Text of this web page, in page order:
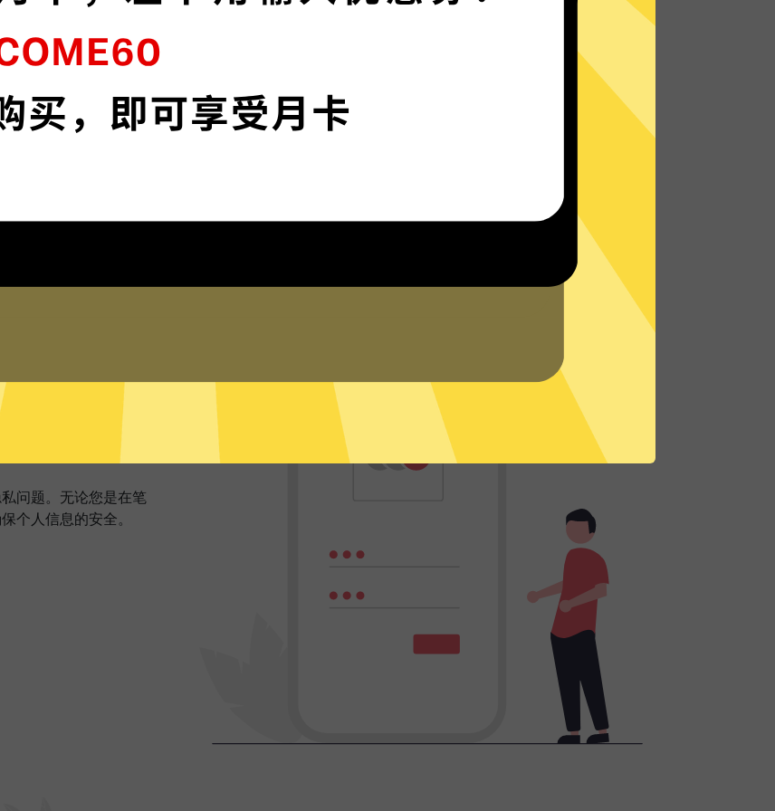
苹果加速器VPN采用顶级加密，确保您的在
线资料安全无虞。
下载苹果加速器VPNApp
无论您身在何处，都能畅快地上网 - 无论是在
外出旅行还是在家中舒适地躺在沙发上。
什么选择苹果加速器VPN
问题。无论您是在笔
个人信息的安全。